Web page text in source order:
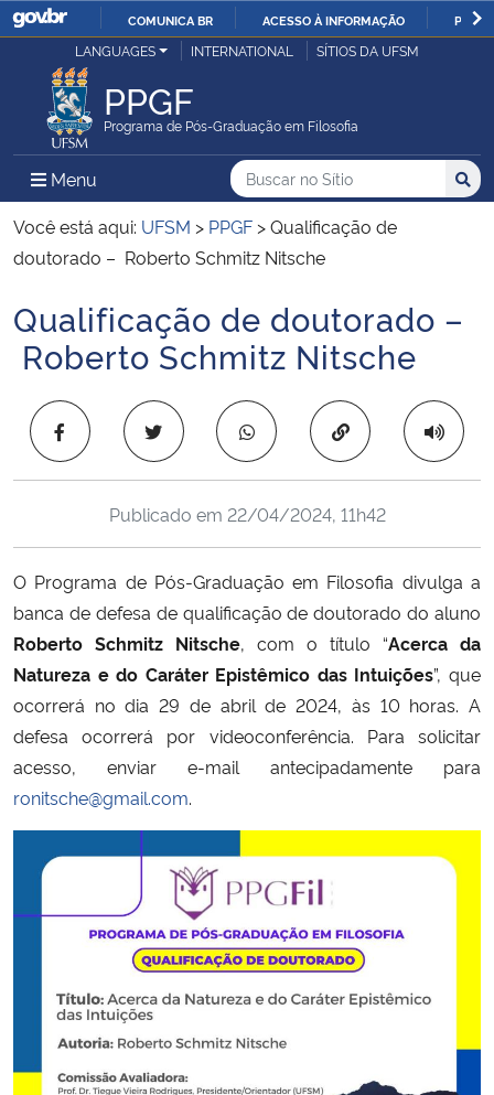
IR
COMUNICA BR ACESSO À INFORMAÇÃO
Ministério da Justiça e Segurança Pública
Ministério da Defesa
Ministério das Relações Exteriores
Ministério da Infraestrutura
Ministério da Educação
Ministério da Cidadania
Ministério da Ciência, Tecnologia, Inovações e Comunicações
Ministério do Meio Ambiente
Ministério do Turismo
Ministério do Desenvolvimento Regional
Controladoria-Geral da União
Secretaria-Geral
LANGUAGES INTERNATIONAL SÍTIOS DA UFSM
PPGF
Programa de Pós-Graduação em Filosofia
Menu Menu Principal do Sítio
Busca
Buscar no no Sítio
Busca:
Você está aqui: UFSM > PPGF >Qualificação de
doutorado – Roberto Schmitz Nitsche
Início do conteúdo
Qualificação de doutorado –
Roberto Schmitz Nitsche
Copiar para área
Publicado em 22/04/2024, 11h42
O Programa de Pós-Graduação em Filosofia divulga a
banca de defesa de qualificação de doutorado do aluno
Roberto Schmitz Nitsche, com o título “Acerca da
Natureza e do Caráter Epistêmico das Intuições”, que
ocorrerá no dia 29 de abril de 2024, às 10 horas. A
defesa ocorrerá por videoconferência. Para solicitar
acesso, enviar e-mail antecipadamente para
ronitsche@gmail.com.